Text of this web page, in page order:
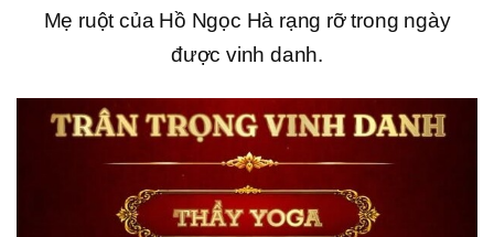
Mẹ ruột của Hồ Ngọc Hà rạng rỡ trong ngày
được vinh danh.